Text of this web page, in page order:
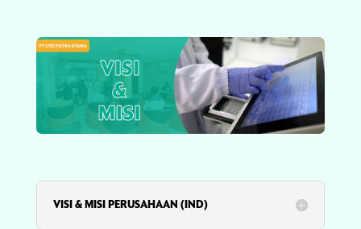
VISI & MISI PERUSAHAAN (IND)